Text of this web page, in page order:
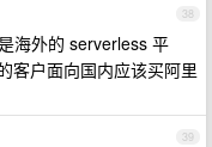
38
海外的 serverless 平
客户面向国内应该买阿里
39